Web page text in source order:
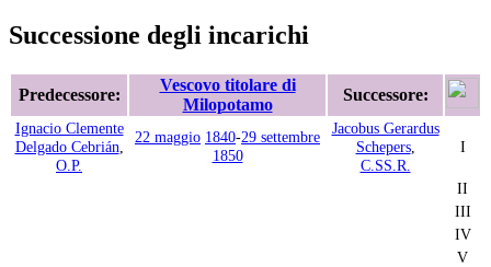
Successione degli incarichi
Predecessore:
Vescovo titolare di
Milopotamo
Successore:
Ignacio Clemente
Delgado Cebrián
O.P.
22 maggio 1840-29 settembre
1850
Jacobus Gerardus
Schepers,
C.SS.R.
I
II
III
IV
V